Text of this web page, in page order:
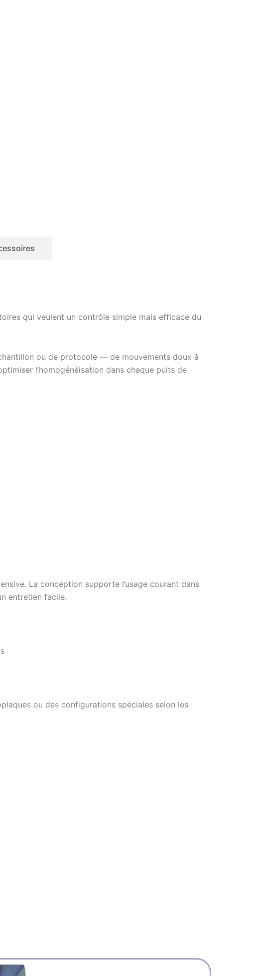
qui veulent un contrôle simple mais efficace du
ou de protocole — de mouvements doux à
l’homogénéisation dans chaque puits de
La conception supporte l’usage courant dans
entretien facile.
ou des configurations spéciales selon les